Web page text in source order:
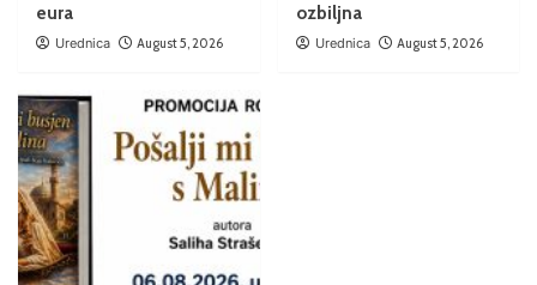
eura
Urednica August 5, 2026
ozbiljna
Urednica August 5, 2026